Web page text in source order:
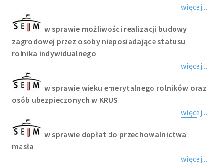
więcej...
w sprawie możliwości realizacji budowy
zagrodowej przez osoby nieposiadające statusu
rolnika indywidualnego
więcej...
w sprawie wieku emerytalnego rolników oraz
osób ubezpieczonych w KRUS
więcej...
w sprawie dopłat do przechowalnictwa
masła
więcej...